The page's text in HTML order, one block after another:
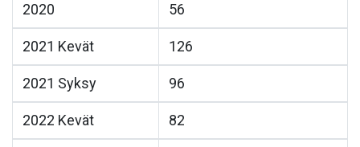
2020 56
2021 Kevät 126
2021 Syksy 96
2022 Kevät 82